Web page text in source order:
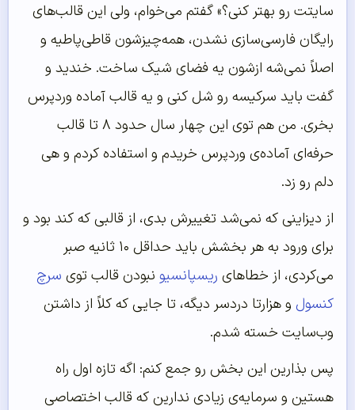
سایتت رو بهتر کنی؟» گفتم می‌خوام، ولی این قالب‌های
رایگان فارسی‌سازی نشدن، همه‌چیزشون قاطی‌پاطیه و
اصلاً نمی‌شه ازشون یه فضای شیک ساخت. خندید و
گفت باید سرکیسه رو شل کنی و یه قالب آماده وردپرس
بخری. من هم توی این چهار سال حدود ۸ تا قالب
حرفه‌ای آماده‌ی وردپرس خریدم و استفاده کردم و هی
دلم رو زد.
از دیزاینی که نمی‌شد تغییرش بدی، از قالبی که کند بود و
برای ورود به هر بخشش باید حداقل ۱۰ ثانیه صبر
می‌کردی، از خطاهای ریسپانسیو نبودن قالب توی سرچ
کنسول و هزارتا دردسر دیگه، تا جایی که کلاً از داشتن
وب‌سایت خسته شدم.
پس بذارین این بخش رو جمع کنم: اگه تازه اول راه
هستین و سرمایه‌ی زیادی ندارین که قالب اختصاصی